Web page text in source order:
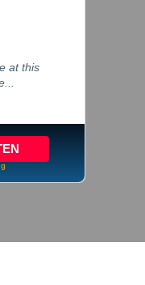
at this